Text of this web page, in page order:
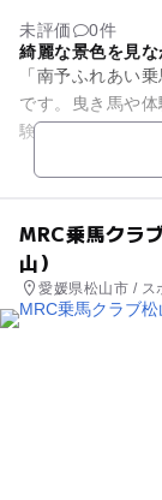
未評価
0件
綺麗な景色を見
「南予ふれあい
です。曳き馬や
験がある人や自
員向けの「障害
MRC乗馬クラ
山）
愛媛県松山市 / ス